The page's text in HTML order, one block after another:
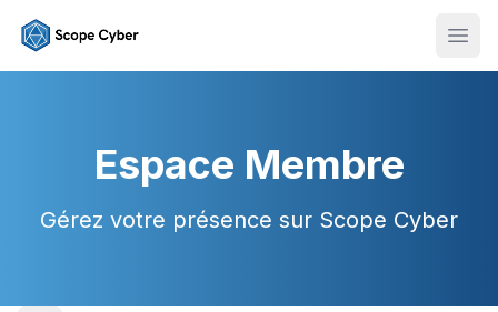
Espace Membre
Gérez votre présence sur Scope Cyber